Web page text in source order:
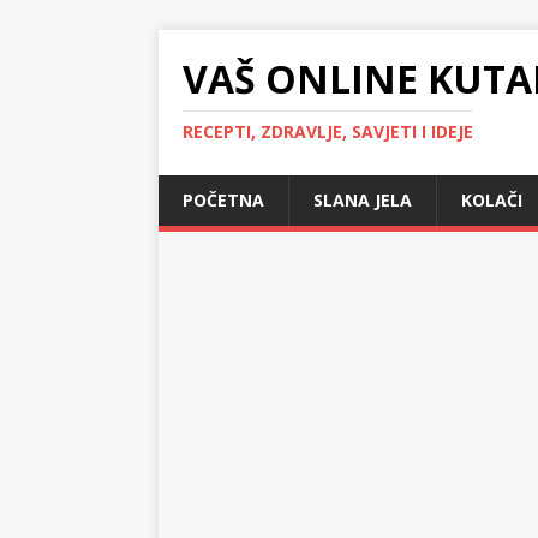
VAŠ ONLINE
RECEPTI, ZDRAVLJE, SAVJETI I IDEJE
POČETNA SLANA JELA KOLAČI